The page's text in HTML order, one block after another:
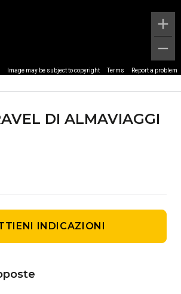
Image may be subject to copyright Terms Report a problem
agenzia
DI ALMAVIAGGI
INDICAZIONI